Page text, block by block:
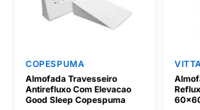
COPESPUMA
Almofada Travesseiro
Antirefluxo Com Elevacao
Good Sleep Copespuma